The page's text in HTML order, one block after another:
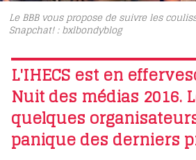
Le BBB vous propose de suivre les
Snapchat! : bxlbondyblog
L'IHECS est en
Nuit des médias 2016.
quelques
panique des derniers